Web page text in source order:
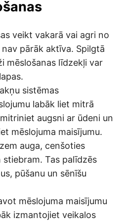
veikt vakarā vai agri no
pārāk aktīva. Spilgtā
mēslošanas līdzekļi var
sistēmas
labāk liet mitrā
augsni ar ūdeni un
mēslojuma maisījumu.
auga, cenšoties
Tas palīdzēs
pūšanu un sēnīšu
mēslojuma maisījumu
izmantojiet veikalos